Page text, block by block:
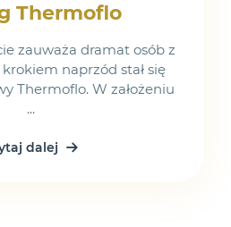
Thermoflo
zauważa dramat osób z
naprzód stał się
Thermoflo. W założeniu
...
dalej